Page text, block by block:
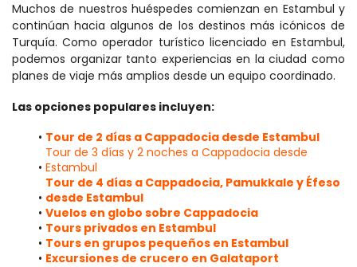
Muchos de nuestros huéspedes comienzan en Estambul y
continúan hacia algunos de los destinos más icónicos de
Turquía. Como operador turístico licenciado en Estambul,
podemos organizar tanto experiencias en la ciudad como
planes de viaje más amplios desde un equipo coordinado.
Las opciones populares incluyen:
Tour de 2 días a Cappadocia desde Estambul
Tour de 3 días y 2 noches a Cappadocia desde
Estambul
Tour de 4 días a Cappadocia, Pamukkale y Éfeso
desde Estambul
Vuelos en globo sobre Cappadocia
Tours privados en Estambul
Tours en grupos pequeños en Estambul
Excursiones de crucero en Galataport